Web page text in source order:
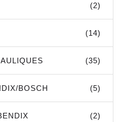
(2)
(14)
(35)
BOSCH (5)
(2)